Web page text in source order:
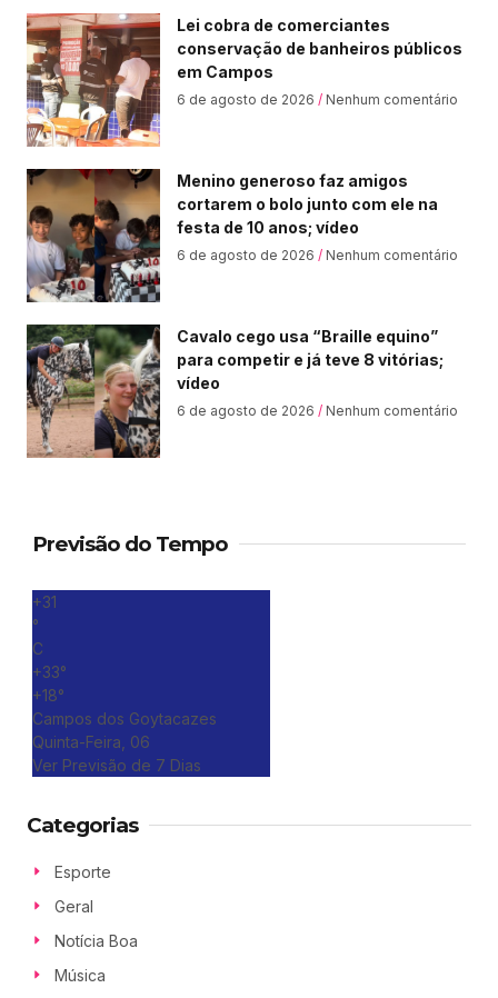
Lei cobra de comerciantes
conservação de banheiros públicos
em Campos
6 de agosto de 2026 Nenhum comentário
Menino generoso faz amigos
cortarem o bolo junto com ele na
festa de 10 anos; vídeo
6 de agosto de 2026 Nenhum comentário
Cavalo cego usa “Braille equino”
para competir e já teve 8 vitórias;
vídeo
6 de agosto de 2026 Nenhum comentário
Previsão do Tempo
+31
°
C
+33°
+18°
Campos dos Goytacazes
Quinta-Feira, 06
Ver Previsão de 7 Dias
Categorias
Esporte
Geral
Notícia Boa
Música